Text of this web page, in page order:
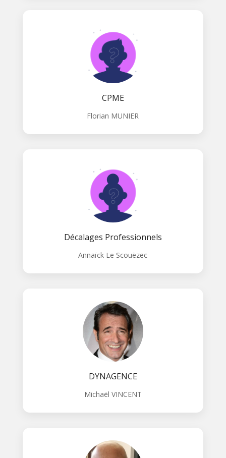
CPME
Florian MUNIER
Décalages Professionnels
Annaïck Le Scouëzec
DYNAGENCE
Michaël VINCENT